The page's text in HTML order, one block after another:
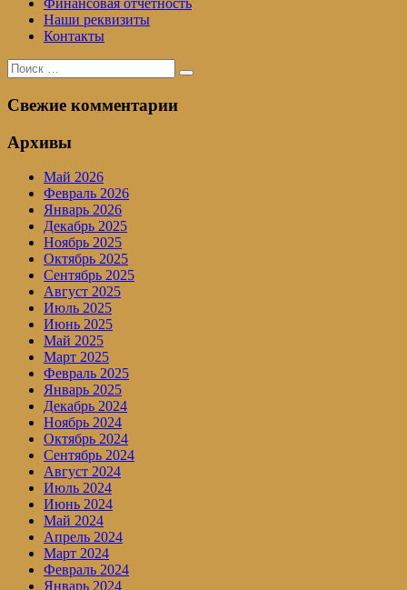
Финансовая отчетность
Наши реквизиты
Контакты
Поиск
для:
Поиск
Свежие комментарии
Архивы
Май 2026
Февраль 2026
Январь 2026
Декабрь 2025
Ноябрь 2025
Октябрь 2025
Сентябрь 2025
Август 2025
Июль 2025
Июнь 2025
Май 2025
Март 2025
Февраль 2025
Январь 2025
Декабрь 2024
Ноябрь 2024
Октябрь 2024
Сентябрь 2024
Август 2024
Июль 2024
Июнь 2024
Май 2024
Апрель 2024
Март 2024
Февраль 2024
Январь 2024